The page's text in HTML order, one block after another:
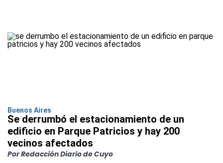
Buenos Aires
Se derrumbó el estacionamiento de un
edificio en Parque Patricios y hay 200
vecinos afectados
Por Redacción Diario de Cuyo